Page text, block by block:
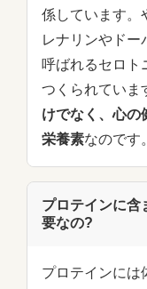
係しています。
レナリンやドー
呼ばれるセロト
つくられていま
けでなく、心の
栄養素なのです。
プロテインに含
要なの?
プロテインには